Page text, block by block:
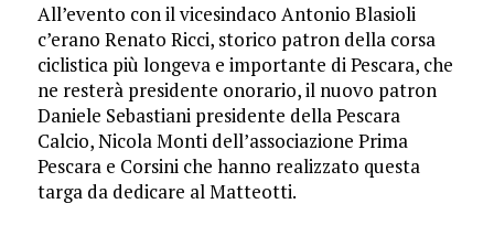
All’evento con il vicesindaco Antonio Blasioli
c’erano Renato Ricci, storico patron della corsa
ciclistica più longeva e importante di Pescara, che
ne resterà presidente onorario, il nuovo patron
Daniele Sebastiani presidente della Pescara
Calcio, Nicola Monti dell’associazione Prima
Pescara e Corsini che hanno realizzato questa
targa da dedicare al Matteotti.